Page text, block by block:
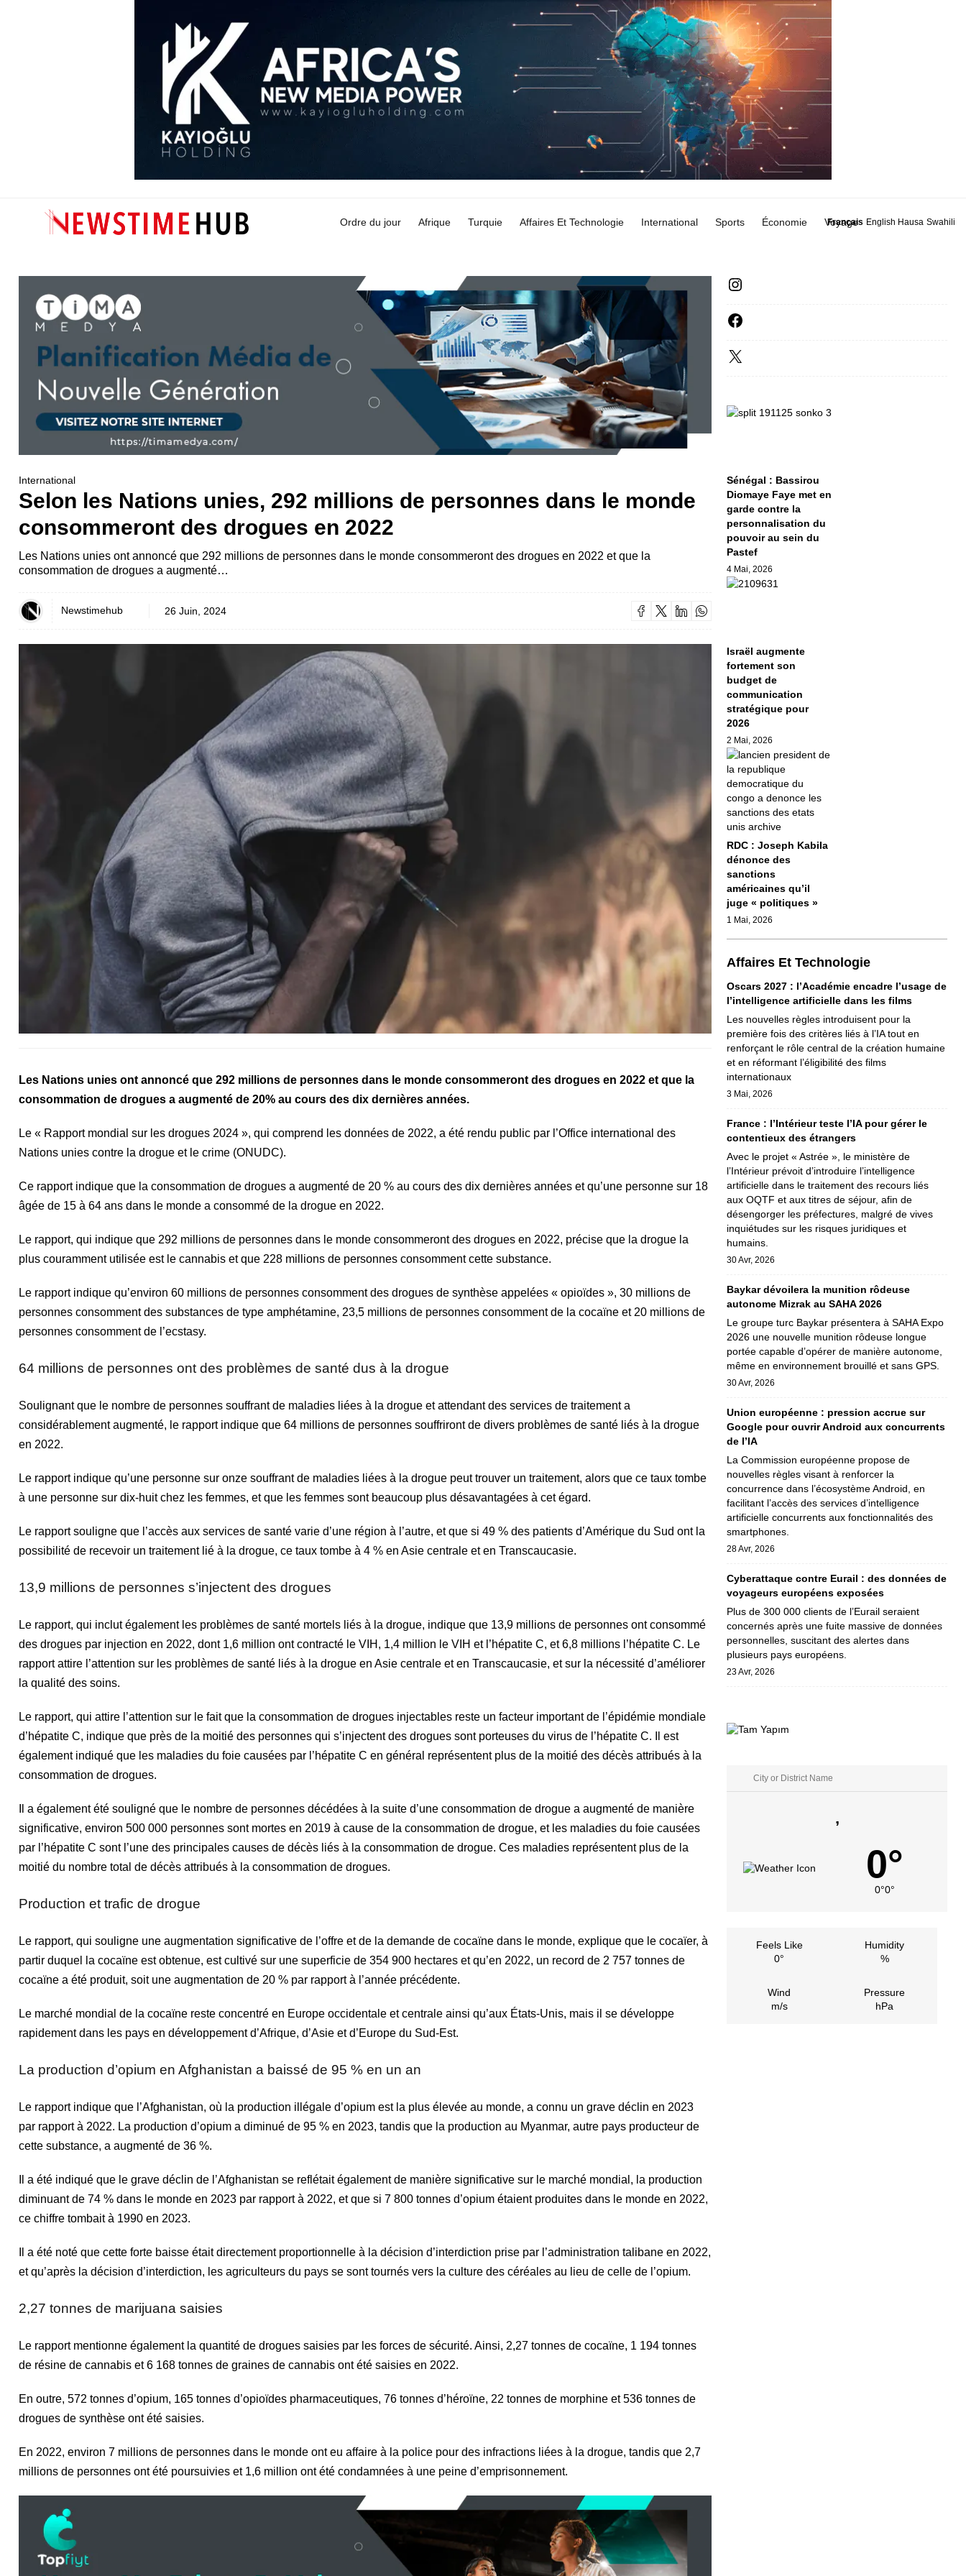
Ordre du jour Afrique Turquie Affaires Et Technologie International Sports Économie Voyage
Français English Hausa Swahili
International
Selon les Nations unies, 292 millions de personnes dans le monde
consommeront des drogues en 2022
Les Nations unies ont annoncé que 292 millions de personnes dans le monde consommeront des drogues en 2022 et que la
consommation de drogues a augmenté…
Newstimehub 26 Juin, 2024
Les Nations unies ont annoncé que 292 millions de personnes dans le monde consommeront des drogues en 2022 et que la
consommation de drogues a augmenté de 20% au cours des dix dernières années.
Le « Rapport mondial sur les drogues 2024 », qui comprend les données de 2022, a été rendu public par l’Office international des
Nations unies contre la drogue et le crime (ONUDC).
Ce rapport indique que la consommation de drogues a augmenté de 20 % au cours des dix dernières années et qu’une personne sur 18
âgée de 15 à 64 ans dans le monde a consommé de la drogue en 2022.
Le rapport, qui indique que 292 millions de personnes dans le monde consommeront des drogues en 2022, précise que la drogue la
plus couramment utilisée est le cannabis et que 228 millions de personnes consomment cette substance.
Le rapport indique qu’environ 60 millions de personnes consomment des drogues de synthèse appelées « opioïdes », 30 millions de
personnes consomment des substances de type amphétamine, 23,5 millions de personnes consomment de la cocaïne et 20 millions de
personnes consomment de l’ecstasy.
64 millions de personnes ont des problèmes de santé dus à la drogue
Soulignant que le nombre de personnes souffrant de maladies liées à la drogue et attendant des services de traitement a
considérablement augmenté, le rapport indique que 64 millions de personnes souffriront de divers problèmes de santé liés à la drogue
en 2022.
Le rapport indique qu’une personne sur onze souffrant de maladies liées à la drogue peut trouver un traitement, alors que ce taux tombe
à une personne sur dix-huit chez les femmes, et que les femmes sont beaucoup plus désavantagées à cet égard.
Le rapport souligne que l’accès aux services de santé varie d’une région à l’autre, et que si 49 % des patients d’Amérique du Sud ont la
possibilité de recevoir un traitement lié à la drogue, ce taux tombe à 4 % en Asie centrale et en Transcaucasie.
13,9 millions de personnes s’injectent des drogues
Le rapport, qui inclut également les problèmes de santé mortels liés à la drogue, indique que 13,9 millions de personnes ont consommé
des drogues par injection en 2022, dont 1,6 million ont contracté le VIH, 1,4 million le VIH et l’hépatite C, et 6,8 millions l’hépatite C. Le
rapport attire l’attention sur les problèmes de santé liés à la drogue en Asie centrale et en Transcaucasie, et sur la nécessité d’améliorer
la qualité des soins.
Le rapport, qui attire l’attention sur le fait que la consommation de drogues injectables reste un facteur important de l’épidémie mondiale
d’hépatite C, indique que près de la moitié des personnes qui s’injectent des drogues sont porteuses du virus de l’hépatite C. Il est
également indiqué que les maladies du foie causées par l’hépatite C en général représentent plus de la moitié des décès attribués à la
consommation de drogues.
Il a également été souligné que le nombre de personnes décédées à la suite d’une consommation de drogue a augmenté de manière
significative, environ 500 000 personnes sont mortes en 2019 à cause de la consommation de drogue, et les maladies du foie causées
par l’hépatite C sont l’une des principales causes de décès liés à la consommation de drogue. Ces maladies représentent plus de la
moitié du nombre total de décès attribués à la consommation de drogues.
Production et trafic de drogue
Le rapport, qui souligne une augmentation significative de l’offre et de la demande de cocaïne dans le monde, explique que le cocaïer, à
partir duquel la cocaïne est obtenue, est cultivé sur une superficie de 354 900 hectares et qu’en 2022, un record de 2 757 tonnes de
cocaïne a été produit, soit une augmentation de 20 % par rapport à l’année précédente.
Le marché mondial de la cocaïne reste concentré en Europe occidentale et centrale ainsi qu’aux États-Unis, mais il se développe
rapidement dans les pays en développement d’Afrique, d’Asie et d’Europe du Sud-Est.
La production d’opium en Afghanistan a baissé de 95 % en un an
Le rapport indique que l’Afghanistan, où la production illégale d’opium est la plus élevée au monde, a connu un grave déclin en 2023
par rapport à 2022. La production d’opium a diminué de 95 % en 2023, tandis que la production au Myanmar, autre pays producteur de
cette substance, a augmenté de 36 %.
Il a été indiqué que le grave déclin de l’Afghanistan se reflétait également de manière significative sur le marché mondial, la production
diminuant de 74 % dans le monde en 2023 par rapport à 2022, et que si 7 800 tonnes d’opium étaient produites dans le monde en 2022,
ce chiffre tombait à 1990 en 2023.
Il a été noté que cette forte baisse était directement proportionnelle à la décision d’interdiction prise par l’administration talibane en 2022,
et qu’après la décision d’interdiction, les agriculteurs du pays se sont tournés vers la culture des céréales au lieu de celle de l’opium.
2,27 tonnes de marijuana saisies
Le rapport mentionne également la quantité de drogues saisies par les forces de sécurité. Ainsi, 2,27 tonnes de cocaïne, 1 194 tonnes
de résine de cannabis et 6 168 tonnes de graines de cannabis ont été saisies en 2022.
En outre, 572 tonnes d’opium, 165 tonnes d’opioïdes pharmaceutiques, 76 tonnes d’héroïne, 22 tonnes de morphine et 536 tonnes de
drogues de synthèse ont été saisies.
En 2022, environ 7 millions de personnes dans le monde ont eu affaire à la police pour des infractions liées à la drogue, tandis que 2,7
millions de personnes ont été poursuivies et 1,6 million ont été condamnées à une peine d’emprisonnement.
Sénégal : Bassirou
Diomaye Faye met en
garde contre la
personnalisation du
pouvoir au sein du
Pastef
4 Mai, 2026
Israël augmente
fortement son
budget de
communication
stratégique pour
2026
2 Mai, 2026
RDC : Joseph Kabila
dénonce des
sanctions
américaines qu’il
juge « politiques »
1 Mai, 2026
Affaires Et Technologie
Oscars 2027 : l’Académie encadre l’usage de
l’intelligence artificielle dans les films
Les nouvelles règles introduisent pour la
première fois des critères liés à l’IA tout en
renforçant le rôle central de la création humaine
et en réformant l’éligibilité des films
internationaux
3 Mai, 2026
France : l’Intérieur teste l’IA pour gérer le
contentieux des étrangers
Avec le projet « Astrée », le ministère de
l’Intérieur prévoit d’introduire l’intelligence
artificielle dans le traitement des recours liés
aux OQTF et aux titres de séjour, afin de
désengorger les préfectures, malgré de vives
inquiétudes sur les risques juridiques et
humains.
30 Avr, 2026
Baykar dévoilera la munition rôdeuse
autonome Mizrak au SAHA 2026
Le groupe turc Baykar présentera à SAHA Expo
2026 une nouvelle munition rôdeuse longue
portée capable d’opérer de manière autonome,
même en environnement brouillé et sans GPS.
30 Avr, 2026
Union européenne : pression accrue sur
Google pour ouvrir Android aux concurrents
de l’IA
La Commission européenne propose de
nouvelles règles visant à renforcer la
concurrence dans l’écosystème Android, en
facilitant l’accès des services d’intelligence
artificielle concurrents aux fonctionnalités des
smartphones.
28 Avr, 2026
Cyberattaque contre Eurail : des données de
voyageurs européens exposées
Plus de 300 000 clients de l’Eurail seraient
concernés après une fuite massive de données
personnelles, suscitant des alertes dans
plusieurs pays européens.
23 Avr, 2026
,
0°
0°0°
Feels Like
0°
Humidity
%
Wind
m/s
Pressure
hPa